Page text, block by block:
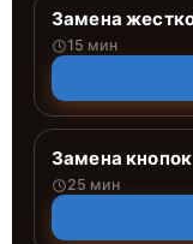
Замена
15 мин
Замена кнопок
25 мин